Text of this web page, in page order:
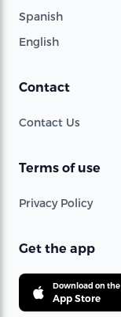
Spanish
English
Contact
Contact Us
Terms of use
Privacy Policy
Get the app
Download on the
App Store